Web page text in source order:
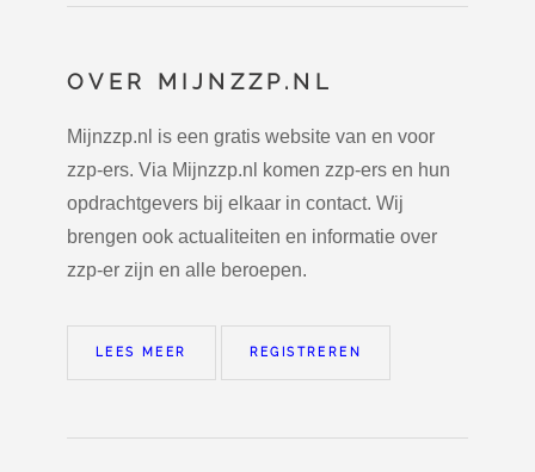
OVER MIJNZZP.NL
Mijnzzp.nl is een gratis website van en voor
zzp-ers. Via Mijnzzp.nl komen zzp-ers en hun
opdrachtgevers bij elkaar in contact. Wij
brengen ook actualiteiten en informatie over
zzp-er zijn en alle beroepen.
LEES MEER REGISTREREN